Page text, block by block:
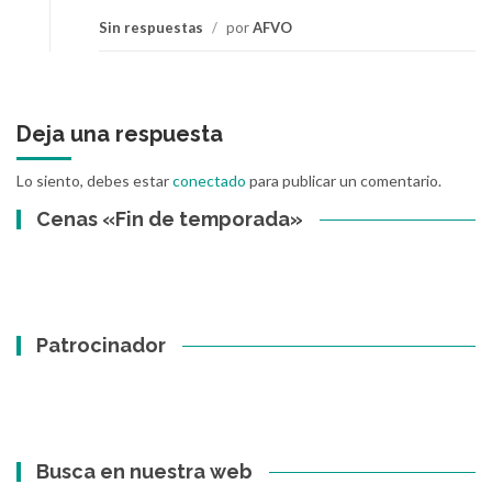
Sin respuestas / porAFVO
Deja una respuesta
Lo siento, debes estarconectado para publicar un comentario.
Cenas «Fin de temporada»
Patrocinador
Busca en nuestra web